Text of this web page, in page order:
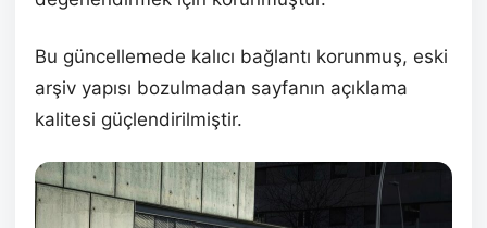
Bu güncellemede kalıcı bağlantı korunmuş, eski
arşiv yapısı bozulmadan sayfanın açıklama
kalitesi güçlendirilmiştir.